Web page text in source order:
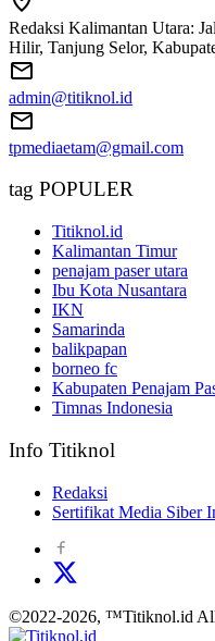
Redaksi Kalimantan Utara:
Hilir, Tanjung Selor,
admin@titiknol.id
tpmediaetam@gmail.com
tag POPULER
Titiknol.id
Kalimantan Timur
penajam paser utara
Ibu Kota Nusantara
IKN
Samarinda
balikpapan
borneo fc
Kabupaten Penajam
Timnas Indonesia
Info Titiknol
Redaksi
Sertifikat Media Siber
©2022-2026, ™Titiknol.id All